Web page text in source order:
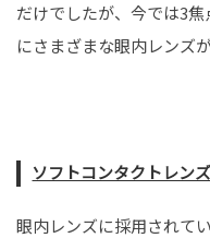
だけでしたが、今では3
にさまざまな眼内レンズ
ソフトコンタクトレン
眼内レンズに採用されて